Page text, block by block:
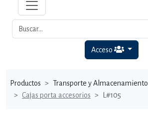
Acceso
Productos
Transporte y Almacenamiento
Cajas porta accesorios
L#105